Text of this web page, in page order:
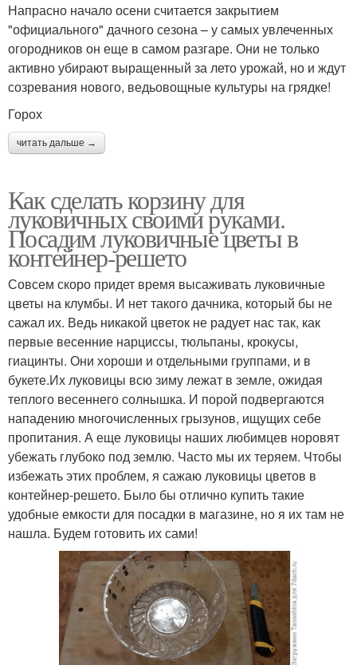
Напрасно начало осени считается закрытием
"официального" дачного сезона – у самых увлеченных
огородников он еще в самом разгаре. Они не только
активно убирают выращенный за лето урожай, но и ждут
созревания нового, ведьовощные культуры на грядке!
Горох
читать дальше →
Как сделать корзину для
луковичных своими руками.
Посадим луковичные цветы в
контейнер-решето
Совсем скоро придет время высаживать луковичные
цветы на клумбы. И нет такого дачника, который бы не
сажал их. Ведь никакой цветок не радует нас так, как
первые весенние нарциссы, тюльпаны, крокусы,
гиацинты. Они хороши и отдельными группами, и в
букете.Их луковицы всю зиму лежат в земле, ожидая
теплого весеннего солнышка. И порой подвергаются
нападению многочисленных грызунов, ищущих себе
пропитания. А еще луковицы наших любимцев норовят
убежать глубоко под землю. Часто мы их теряем. Чтобы
избежать этих проблем, я сажаю луковицы цветов в
контейнер-решето. Было бы отлично купить такие
удобные емкости для посадки в магазине, но я их там не
нашла. Будем готовить их сами!